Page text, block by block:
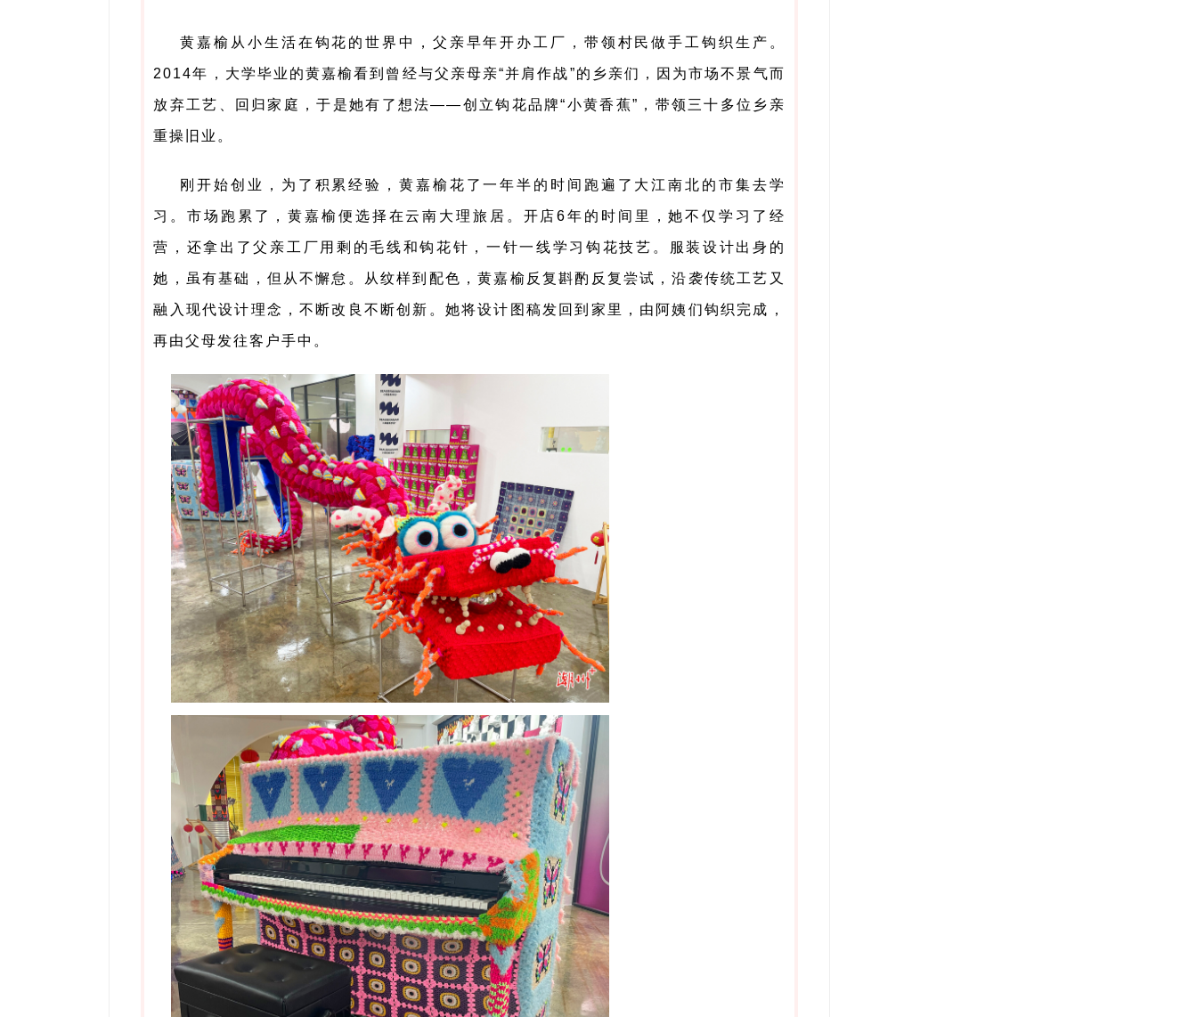
黄嘉榆从小生活在钩花的世界中，父亲早年开办工厂，带领村民做手工钩织生产。
2014年，大学毕业的黄嘉榆看到曾经与父亲母亲“并肩作战”的乡亲们，因为市场不景气而
放弃工艺、回归家庭，于是她有了想法——创立钩花品牌“小黄香蕉”，带领三十多位乡亲
重操旧业。
刚开始创业，为了积累经验，黄嘉榆花了一年半的时间跑遍了大江南北的市集去学
习。市场跑累了，黄嘉榆便选择在云南大理旅居。开店6年的时间里，她不仅学习了经
营，还拿出了父亲工厂用剩的毛线和钩花针，一针一线学习钩花技艺。服装设计出身的
她，虽有基础，但从不懈怠。从纹样到配色，黄嘉榆反复斟酌反复尝试，沿袭传统工艺又
融入现代设计理念，不断改良不断创新。她将设计图稿发回到家里，由阿姨们钩织完成，
再由父母发往客户手中。